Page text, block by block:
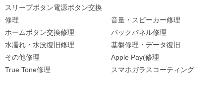
スリープボタン電源ボタン交換
修理
音量・スピーカー修理
ホームボタン交換修理
バックパネル修理
水濡れ・水没復旧修理
基盤修理・データ復旧
その他修理
Apple Pay(修理
True Tone修理
スマホガラスコーティング